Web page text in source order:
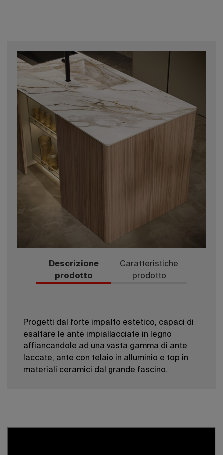
Descrizione
prodotto
Caratteristiche
prodotto
Progetti dal forte impatto estetico, capaci di
esaltare le ante impiallacciate in legno
affiancandole ad una vasta gamma di ante
laccate, ante con telaio in alluminio e top in
materiali ceramici dal grande fascino.